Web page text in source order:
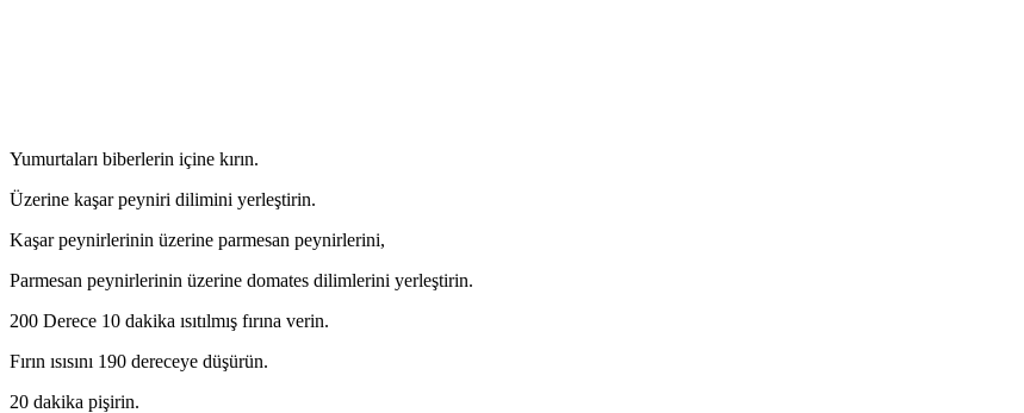
Yumurtaları biberlerin içine kırın.
Üzerine kaşar peyniri dilimini yerleştirin.
Kaşar peynirlerinin üzerine parmesan peynirlerini,
Parmesan peynirlerinin üzerine domates dilimlerini yerleştirin.
200 Derece 10 dakika ısıtılmış fırına verin.
Fırın ısısını 190 dereceye düşürün.
20 dakika pişirin.